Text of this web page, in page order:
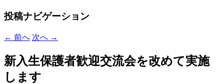
投稿ナビゲーション
← 前へ 次へ →
新入生保護者歓迎交流会を改めて実施
します